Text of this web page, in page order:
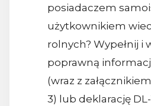
posiadaczem
użytkownikiem
rolnych? Wypełnij i
poprawną
(wraz z
3) lub deklarację DL-